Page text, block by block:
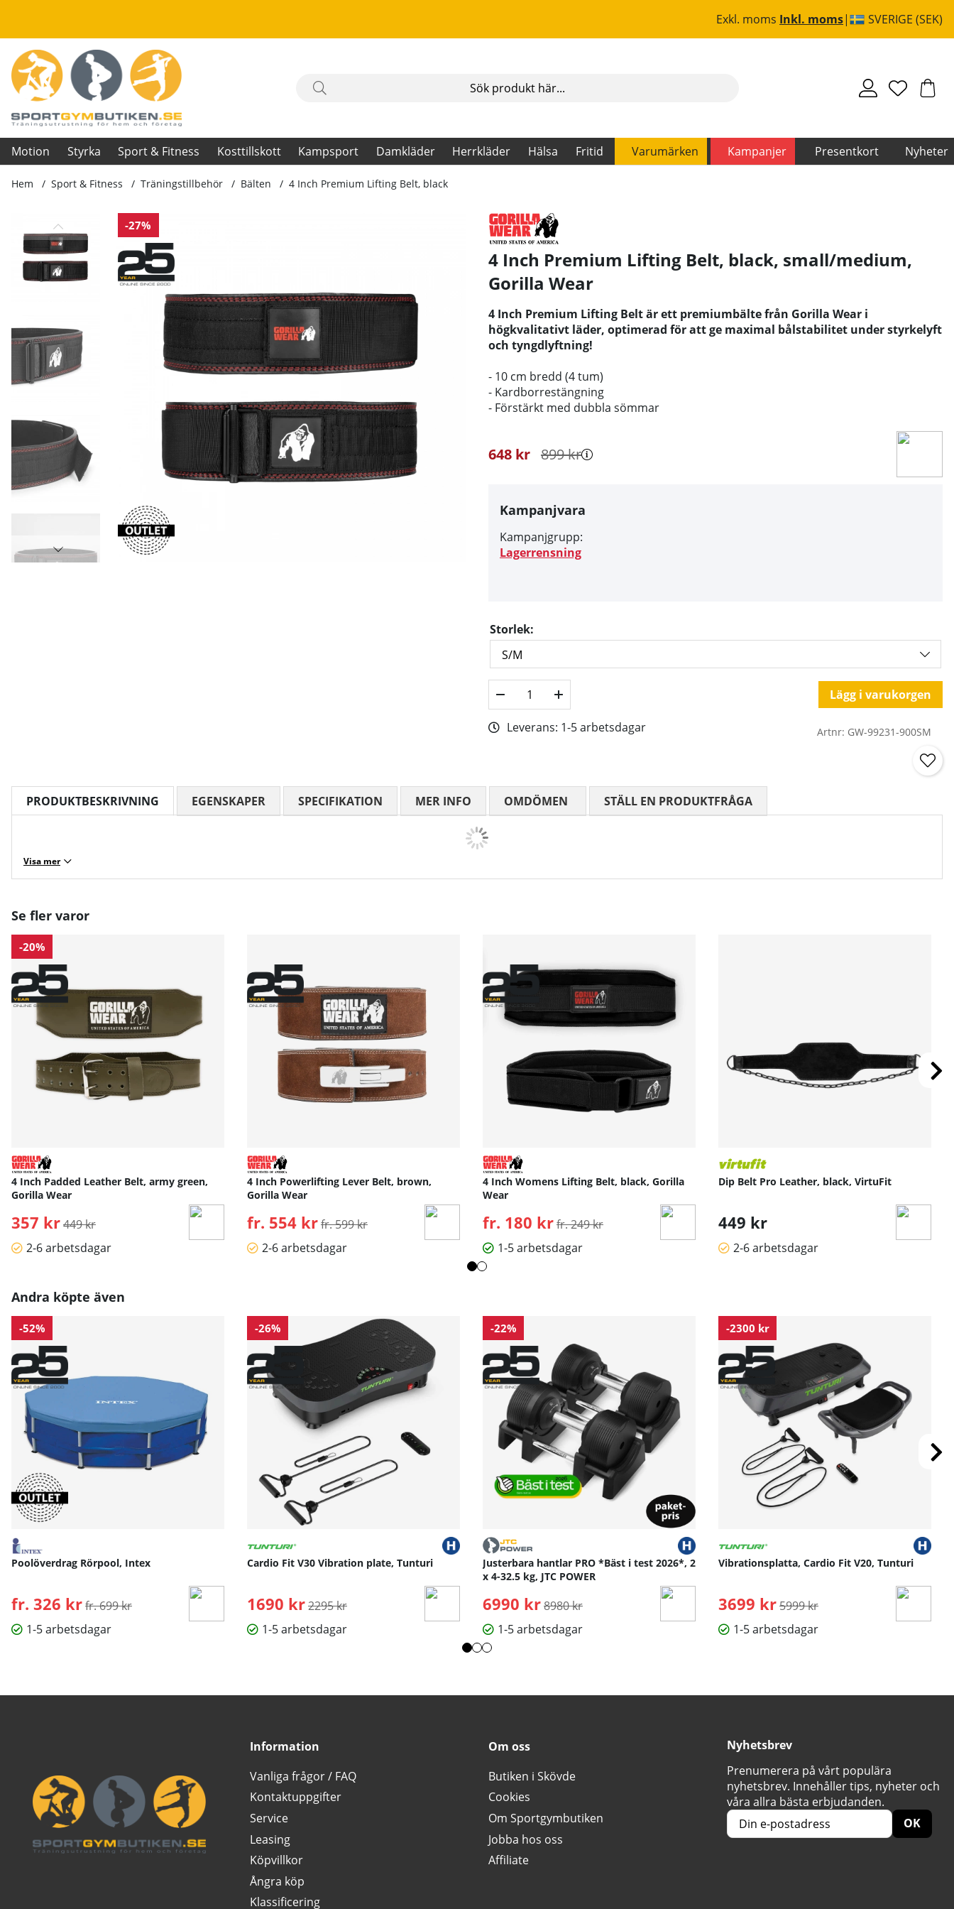
Exkl. moms Inkl. moms SVERIGE (SEK)
Motion Styrka Sport & Fitness Kosttillskott Kampsport Damkläder Herrkläder Hälsa Fritid Varumärken Kampanjer Presentkort Nyheter
Hem Sport & Fitness Träningstillbehör Bälten 4 Inch Premium Lifting Belt, black
-27%
Produktbilder 4 Inch Premium Lifting Belt, black
4 Inch Premium Lifting Belt, black, small/medium,
Gorilla Wear
4 Inch Premium Lifting Belt är ett premiumbälte från Gorilla Wear i
högkvalitativt läder, optimerad för att ge maximal bålstabilitet under styrkelyft
och tyngdlyftning!
- 10 cm bredd (4 tum)
- Kardborrestängning
- Förstärkt med dubbla sömmar
899kr
648 kr
Kampanjvara
Kampanjgrupp:
Lagerrensning
Storlek:
Lägg i varukorgen
Leverans: 1-5 arbetsdagar Artnr: GW-99231-900SM
PRODUKTBESKRIVNING
Visa mer
EGENSKAPER SPECIFIKATION MER INFO OMDÖMEN MEDELBETYG 0 AV 5 ANTAL BETYG 0
STÄLL EN PRODUKTFRÅGA
Se fler varor
-20%
4 Inch Padded Leather Belt, army green,
Gorilla Wear
357 kr Ordinarie pris:
449 kr
2-6 arbetsdagar
4 Inch Powerlifting Lever Belt, brown,
Gorilla Wear
fr. 554 krOrdinarie pris:
fr. 599 kr
2-6 arbetsdagar
4 Inch Womens Lifting Belt, black, Gorilla
Wear
fr. 180 krOrdinarie pris:
fr. 249 kr
1-5 arbetsdagar
Dip Belt Pro Leather, black, VirtuFit
449 kr
2-6 arbetsdagar
Andra köpte även
-52%
Poolöverdrag Rörpool, Intex
fr. 326 krOrdinarie pris:
fr. 699 kr
1-5 arbetsdagar
-26%
Cardio Fit V30 Vibration plate, Tunturi
1690 kr Ordinarie pris:
2295 kr
1-5 arbetsdagar
-22%
Justerbara hantlar PRO *Bäst i test 2026*, 2
x 4-32.5 kg, JTC POWER
6990 kr Ordinarie pris:
8980 kr
1-5 arbetsdagar
-2300 kr
Vibrationsplatta, Cardio Fit V20, Tunturi
3699 kr Ordinarie pris:
5999 kr
1-5 arbetsdagar
Information
Vanliga frågor / FAQ
Kontaktuppgifter
Service
Leasing
Köpvillkor
Ångra köp
Klassificering
Om oss
Butiken i Skövde
Cookies
Om Sportgymbutiken
Jobba hos oss
Affiliate
Nyhetsbrev
Prenumerera på vårt populära
nyhetsbrev. Innehåller tips, nyheter och
våra allra bästa erbjudanden.
OK